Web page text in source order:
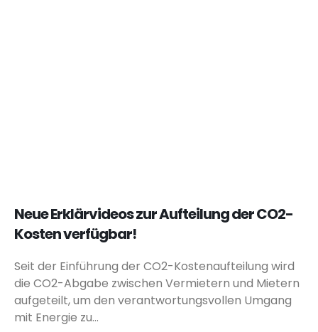
Neue Erklärvideos zur Aufteilung der CO2-
Kosten verfügbar!
Seit der Einführung der CO2-Kostenaufteilung wird
die CO2-Abgabe zwischen Vermietern und Mietern
aufgeteilt, um den verantwortungsvollen Umgang
mit Energie zu...